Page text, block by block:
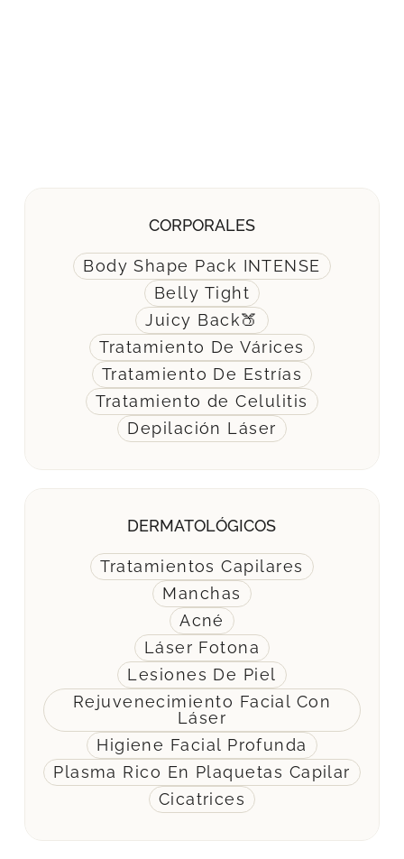
CORPORALES
Body Shape Pack INTENSE
Belly Tight
Juicy Back🍑
Tratamiento De Várices
Tratamiento De Estrías
Tratamiento de Celulitis
Depilación Láser
DERMATOLÓGICOS
Tratamientos Capilares
Manchas
Acné
Láser Fotona
Lesiones De Piel
Rejuvenecimiento Facial Con
Láser
Higiene Facial Profunda
Plasma Rico En Plaquetas Capilar
Cicatrices